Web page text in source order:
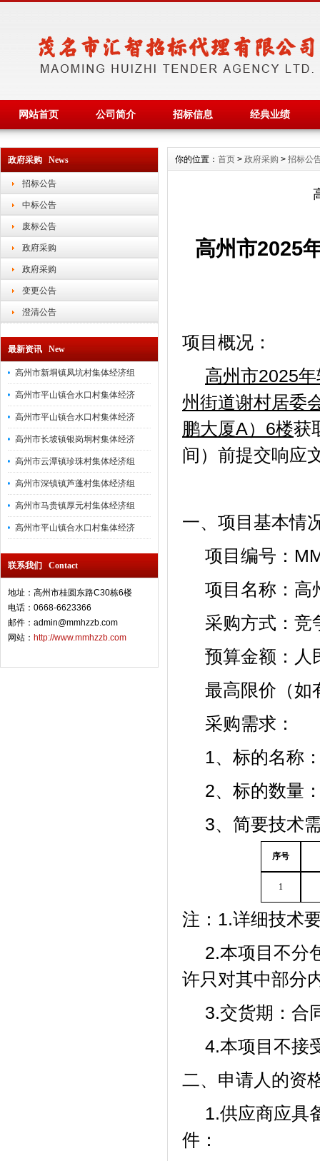
网站首页 公司简介 招标信息 经典业绩
政府采购 News
招标公告
中标公告
废标公告
政府采购
政府采购
变更公告
澄清公告
最新资讯 New
高州市新垌镇凤坑村集体经济组
高州市平山镇合水口村集体经济
高州市平山镇合水口村集体经济
高州市长坡镇银岗垌村集体经济
高州市云潭镇珍珠村集体经济组
高州市深镇镇芦蓬村集体经济组
高州市马贵镇厚元村集体经济组
高州市平山镇合水口村集体经济
联系我们 Contact
地址：高州市桂圆东路C30栋6楼
电话：0668-6623366
邮件：admin@mmhzzb.com
网站： http://www.mmhzzb.com
你的位置： 首页 > 政府采购 > 招标公
高州市2025
项目概况：
高州市2025
州街道谢村居委
鹏大厦A）6楼获
间）前提交响应
一、项目基本情
项目编号：
项目名称： 高
采购方式：竞
预算金额： 人
最高限价（如
采购需求：
1、标的名称
2、标的数量
3、简要技术
序号
1
注： 1.详细技术
2.本项目不分
许只对其中部分
3.交货期： 合
4.本项目不接
二、申请人的资
1.供应商应具
件：